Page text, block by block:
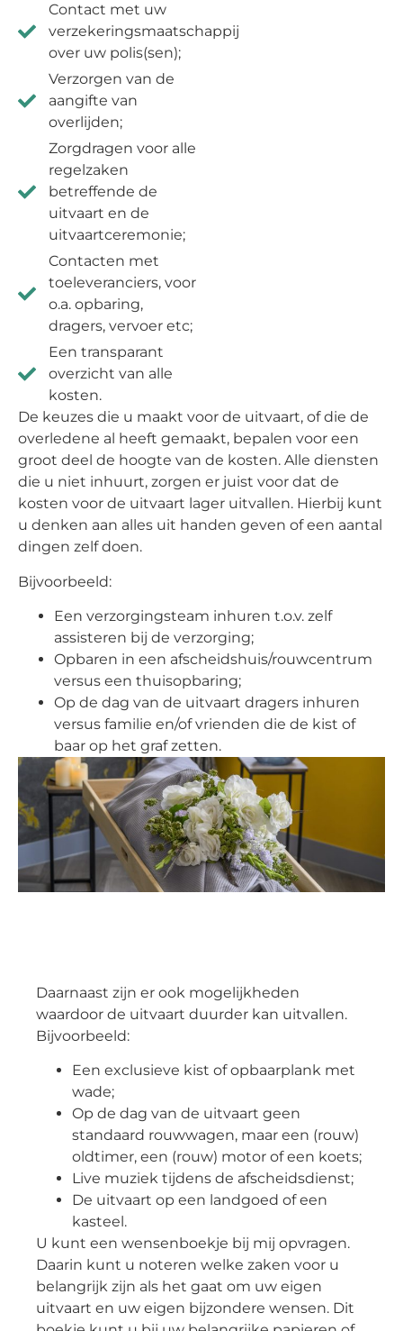
Contact met uw
verzekeringsmaatschappij
over uw polis(sen);
Verzorgen van de
aangifte van
overlijden;
Zorgdragen voor alle
regelzaken
betreffende de
uitvaart en de
uitvaartceremonie;
Contacten met
toeleveranciers, voor
o.a. opbaring,
dragers, vervoer etc;
Een transparant
overzicht van alle
kosten.
De keuzes die u maakt voor de uitvaart, of die de
overledene al heeft gemaakt, bepalen voor een
groot deel de hoogte van de kosten. Alle diensten
die u niet inhuurt, zorgen er juist voor dat de
kosten voor de uitvaart lager uitvallen. Hierbij kunt
u denken aan alles uit handen geven of een aantal
dingen zelf doen.
Bijvoorbeeld:
Een verzorgingsteam inhuren t.o.v. zelf
assisteren bij de verzorging;
Opbaren in een afscheidshuis/rouwcentrum
versus een thuisopbaring;
Op de dag van de uitvaart dragers inhuren
versus familie en/of vrienden die de kist of
baar op het graf zetten.
Daarnaast zijn er ook mogelijkheden
waardoor de uitvaart duurder kan uitvallen.
Bijvoorbeeld:
Een exclusieve kist of opbaarplank met
wade;
Op de dag van de uitvaart geen
standaard rouwwagen, maar een (rouw)
oldtimer, een (rouw) motor of een koets;
Live muziek tijdens de afscheidsdienst;
De uitvaart op een landgoed of een
kasteel.
U kunt een wensenboekje bij mij opvragen.
Daarin kunt u noteren welke zaken voor u
belangrijk zijn als het gaat om uw eigen
uitvaart en uw eigen bijzondere wensen. Dit